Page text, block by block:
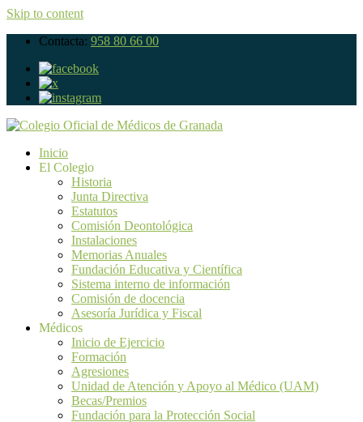
Skip to content
Contacta: 958 80 66 00
Inicio
El Colegio
Historia
Junta Directiva
Estatutos
Comisión Deontológica
Instalaciones
Memorias Anuales
Fundación Educativa y Científica
Sistema interno de información
Comisión de docencia
Asesoría Jurídica y Fiscal
Médicos
Inicio de Ejercicio
Formación
Agresiones
Unidad de Atención y Apoyo al Médico (UAM)
Becas/Premios
Fundación para la Protección Social